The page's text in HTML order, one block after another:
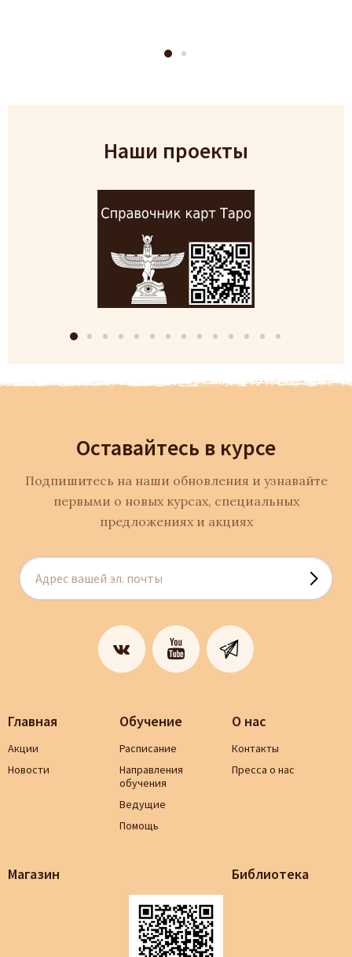
Наши проекты
Оставайтесь в курсе
Подпишитесь на наши обновления и узнавайте
первыми о новых курсах, специальных
предложениях и акциях
Главная
Акции
Новости
Обучение
Расписание
Направления
обучения
Ведущие
Помощь
О нас
Контакты
Пресса о нас
Магазин Библиотека